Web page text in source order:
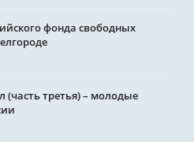
фонда свободных
(часть третья) – молодые